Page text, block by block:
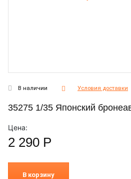
В наличии Условия доставки
35275 1/35 Японский
Цена:
2 290 Р
В корзину